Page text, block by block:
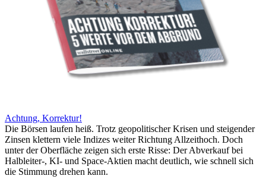
Achtung, Korrektur!
Die Börsen laufen heiß. Trotz geopolitischer Krisen und steigender
Zinsen klettern viele Indizes weiter Richtung Allzeithoch. Doch
unter der Oberfläche zeigen sich erste Risse: Der Abverkauf bei
Halbleiter-, KI- und Space-Aktien macht deutlich, wie schnell sich
die Stimmung drehen kann.